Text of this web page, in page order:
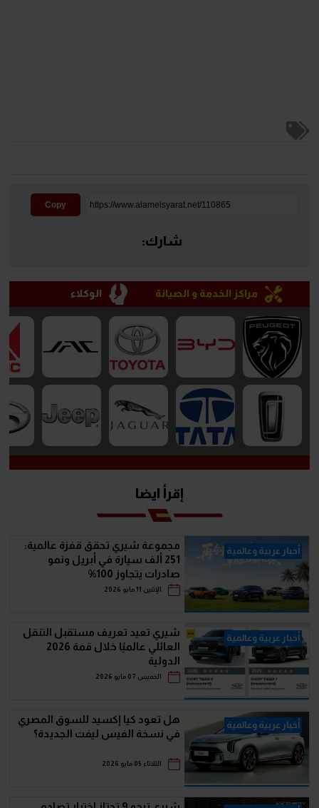
Copy
شارك:
مراكز الخدمة و الصيانة الوكلاء
إقرأ ايضا
أخبار عربية وعالمية
مجموعة شيري تحقق قفزة عالمية:
251 ألف سيارة في أبريل ونمو
صادرات يتجاوز 100%
الإثنين 11 مايو 2026
أخبار عربية وعالمية
شيري تعيد تعريف مستقبل التنقل
العائلي عالميًا خلال قمة 2026
الدولية
الخميس 07 مايو 2026
أخبار عربية وعالمية
هل تعود كيا إكسيد للسوق المصري
في نسخة الفيس ليفت الجديدة؟
الثلاثاء 05 مايو 2026